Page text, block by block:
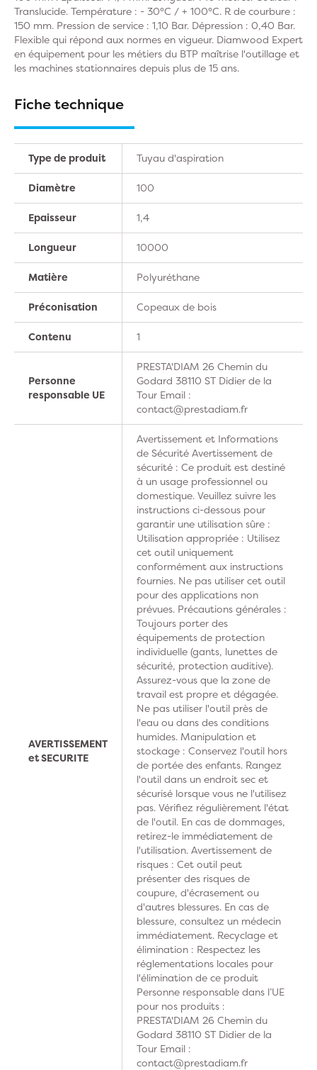
Translucide. Température : - 30°C / + 100°C. R de courbure :
150 mm. Pression de service : 1,10 Bar. Dépression : 0,40 Bar.
Flexible qui répond aux normes en vigueur. Diamwood Expert
en équipement pour les métiers du BTP maîtrise l'outillage et
les machines stationnaires depuis plus de 15 ans.
Fiche technique
Type de produit Tuyau d'aspiration
Diamètre 100
Epaisseur 1,4
Longueur 10000
Matière Polyuréthane
Préconisation Copeaux de bois
Contenu 1
Personne
responsable UE
PRESTA'DIAM 26 Chemin du
Godard 38110 ST Didier de la
Tour Email :
contact@prestadiam.fr
AVERTISSEMENT
et SECURITE
Avertissement et Informations
de Sécurité Avertissement de
sécurité : Ce produit est destiné
à un usage professionnel ou
domestique. Veuillez suivre les
instructions ci-dessous pour
garantir une utilisation sûre :
Utilisation appropriée : Utilisez
cet outil uniquement
conformément aux instructions
fournies. Ne pas utiliser cet outil
pour des applications non
prévues. Précautions générales :
Toujours porter des
équipements de protection
individuelle (gants, lunettes de
sécurité, protection auditive).
Assurez-vous que la zone de
travail est propre et dégagée.
Ne pas utiliser l'outil près de
l'eau ou dans des conditions
humides. Manipulation et
stockage : Conservez l'outil hors
de portée des enfants. Rangez
l'outil dans un endroit sec et
sécurisé lorsque vous ne l'utilisez
pas. Vérifiez régulièrement l'état
de l'outil. En cas de dommages,
retirez-le immédiatement de
l'utilisation. Avertissement de
risques : Cet outil peut
présenter des risques de
coupure, d'écrasement ou
d'autres blessures. En cas de
blessure, consultez un médecin
immédiatement. Recyclage et
élimination : Respectez les
réglementations locales pour
l'élimination de ce produit
Personne responsable dans l’UE
pour nos produits :
PRESTA'DIAM 26 Chemin du
Godard 38110 ST Didier de la
Tour Email :
contact@prestadiam.fr